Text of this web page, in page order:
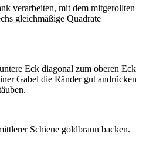
verarbeiten, mit dem mitgerollten
gleichmäßige Quadrate
Eck diagonal zum oberen Eck
Gabel die Ränder gut andrücken
Schiene goldbraun backen.